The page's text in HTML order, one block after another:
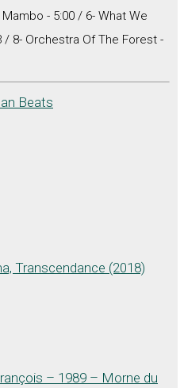
- 5:00 / 6- What We
/ 8- Orchestra Of The Forest -
Beats
Transcendance (2018)
– 1989 – Morne du